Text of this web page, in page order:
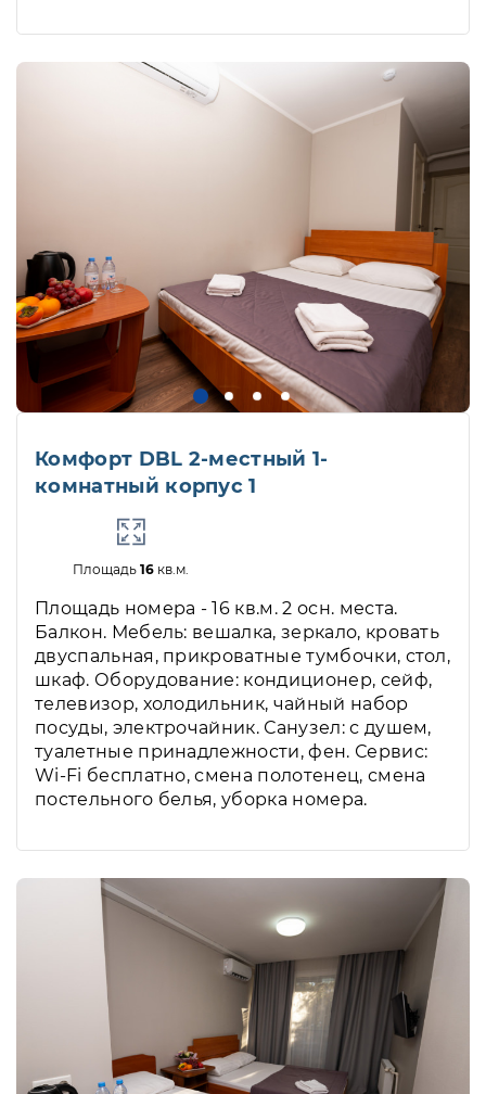
Комфорт DBL 2-местный 1-
комнатный корпус 1
Площадь16 кв.м.
Площадь номера - 16 кв.м. 2 осн. места.
Балкон. Мебель: вешалка, зеркало, кровать
двуспальная, прикроватные тумбочки, стол,
шкаф. Оборудование: кондиционер, сейф,
телевизор, холодильник, чайный набор
посуды, электрочайник. Санузел: с душем,
туалетные принадлежности, фен. Сервис:
Wi-Fi бесплатно, смена полотенец, смена
постельного белья, уборка номера.